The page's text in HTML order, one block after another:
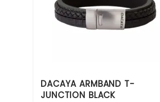
DACAYA ARMBAND T-
JUNCTION BLACK